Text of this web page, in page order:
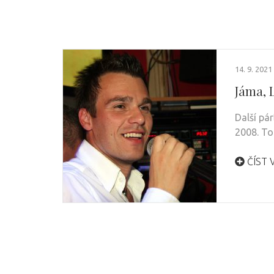
14. 9. 2021
Jáma,
Další
2008.
ČÍST